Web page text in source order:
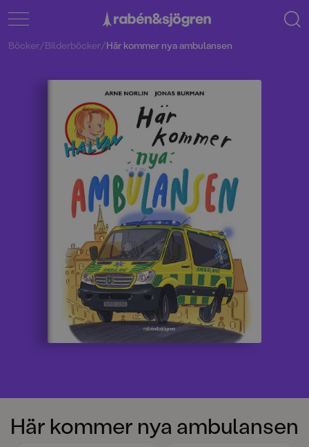
Här kommer nya ambulansen
Böcker/Bilderböcker/Här kommer nya ambulansen